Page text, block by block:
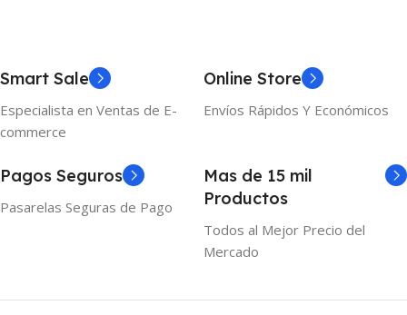
Smart Sale
Especialista en Ventas de E-
commerce
Online Store
Envíos Rápidos Y Económicos
Pagos Seguros
Pasarelas Seguras de Pago
Mas de 15 mil
Productos
Todos al Mejor Precio del
Mercado